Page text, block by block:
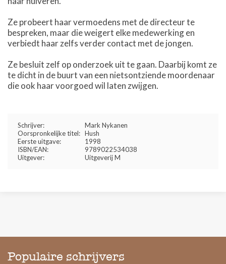
Ze probeert haar vermoedens met de directeur te
bespreken, maar die weigert elke medewerking en
verbiedt haar zelfs verder contact met de jongen.
Ze besluit zelf op onderzoek uit te gaan. Daarbij komt ze
te dicht in de buurt van een nietsontziende moordenaar
die ook haar voorgoed wil laten zwijgen.
Schrijver:
Mark Nykanen
Oorspronkelijke titel: Hush
Eerste uitgave:
1998
ISBN/EAN:
9789022534038
Uitgever:
Uitgeverij M
Populaire schrijvers